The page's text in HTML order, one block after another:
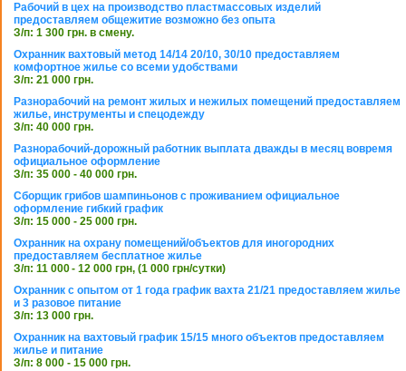
Рабочий в цех на производство пластмассовых изделий
предоставляем общежитие возможно без опыта
З/п: 1 300 грн. в смену.
Охранник вахтовый метод 14/14 20/10, 30/10 предоставляем
комфортное жилье со всеми удобствами
З/п: 21 000 грн.
Разнорабочий на ремонт жилых и нежилых помещений предоставляем
жилье, инструменты и спецодежду
З/п: 40 000 грн.
Разнорабочий-дорожный работник выплата дважды в месяц вовремя
официальное оформление
З/п: 35 000 - 40 000 грн.
Сборщик грибов шампиньонов с проживанием официальное
оформление гибкий график
З/п: 15 000 - 25 000 грн.
Охранник на охрану помещений/объектов для иногородних
предоставляем бесплатное жилье
З/п: 11 000 - 12 000 грн, (1 000 грн/сутки)
Охранник с опытом от 1 года график вахта 21/21 предоставляем жилье
и 3 разовое питание
З/п: 13 000 грн.
Охранник на вахтовый график 15/15 много объектов предоставляем
жилье и питание
З/п: 8 000 - 15 000 грн.